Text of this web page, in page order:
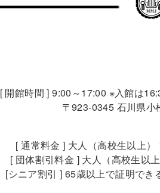
[ 開館時間 ] 9:00～17:00 ※入館は
〒923-0345 石川県
[ 通常料金 ] 大人（高校生以上
[ 団体割引料金 ] 大人（高校生以
[シニア割引 ] 65歳以上で証明で